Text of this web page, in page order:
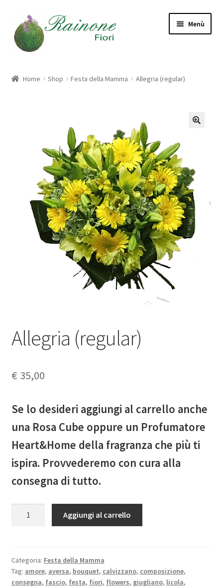
alla
navigazione
al
contenuto
Menù
Modalità di Pagamento
My Account
Request a Quote
Home Shop Festa della Mamma Allegria (regular)
Allegria (regular)
€ 35,00
Se lo desideri aggiungi al carrello anche
una Rosa Cube oppure un Profumatore
Heart&Home della fragranza che più ti
ispira. Provvederemo con cura alla
consegna di tutto.
Aggiungi al carrello
Categoria: Festa della Mamma
Tag: amore, aversa, bouquet, calvizzano, composizione,
consegna, fascio, festa, fiori, flowers, giugliano, licola,